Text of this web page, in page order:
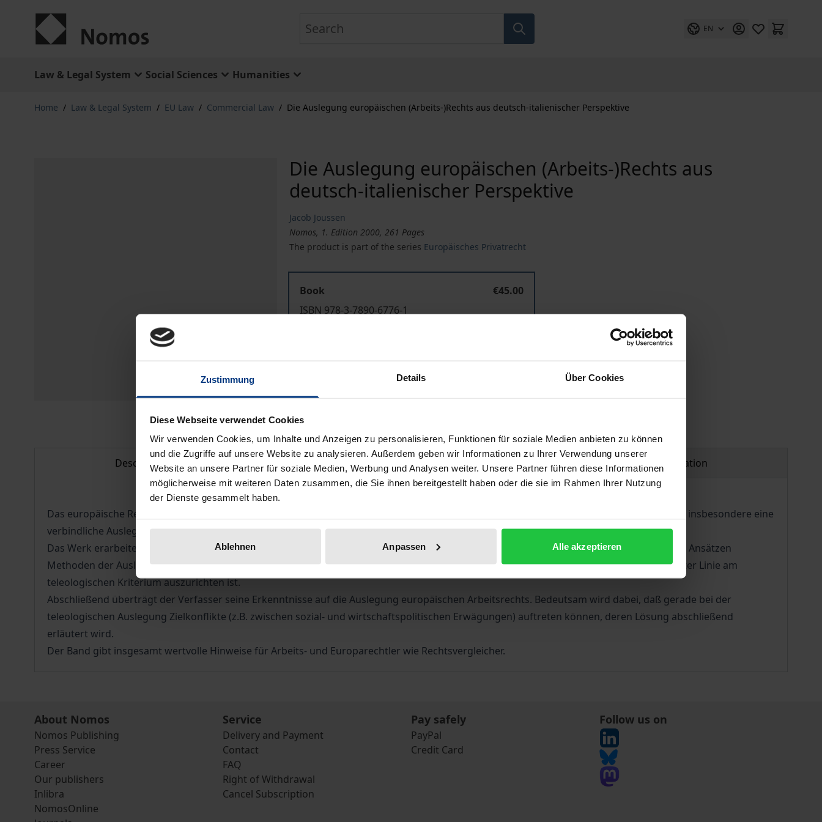
Zustimmung Details Über Cookies
Diese Webseite verwendet Cookies
Wir verwenden Cookies, um Inhalte und Anzeigen zu personalisieren, Funktionen für soziale Medien anbieten zu können
und die Zugriffe auf unsere Website zu analysieren. Außerdem geben wir Informationen zu Ihrer Verwendung unserer
Website an unsere Partner für soziale Medien, Werbung und Analysen weiter. Unsere Partner führen diese Informationen
möglicherweise mit weiteren Daten zusammen, die Sie ihnen bereitgestellt haben oder die sie im Rahmen Ihrer Nutzung
der Dienste gesammelt haben.
Ablehnen Anpassen Alle akzeptieren
EN
Law & Legal System Social Sciences Humanities
Home / Law & Legal System / EU Law / Commercial Law / Die Auslegung europäischen (Arbeits-)Rechts aus deutsch-italienischer Perspektive
Die Auslegung europäischen (Arbeits-)Rechts aus
deutsch-italienischer Perspektive
Jacob Joussen
Nomos, 1. Edition 2000, 261 Pages
The product is part of the series Europäisches Privatrecht
Book
€45.00
ISBN 978-3-7890-6776-1
Add to Wish List
Delivery cost notice
Description Bibliographical data Product safety information
Das europäische Recht und mit ihm die europäische Rechtswissenschaft befinden sich nach wie vor in einem Anfangsstadium. Ihnen fehlt insbesondere eine
verbindliche Auslegungsmethodik.
Das Werk erarbeitet daher zunächst aus einer deutsch-italienischen Perspektive und in Auseinandersetzung mit den bereits vorhandenen Ansätzen
Methoden der Auslegung europäischen Rechts. Dabei wird deutlich, daß – und vor allem auch, warum – die europäische Auslegung in erster Linie am
teleologischen Kriterium auszurichten ist.
Abschließend überträgt der Verfasser seine Erkenntnisse auf die Auslegung europäischen Arbeitsrechts. Bedeutsam wird dabei, daß gerade bei der
teleologischen Auslegung Zielkonflikte (z.B. zwischen sozial- und wirtschaftspolitischen Erwägungen) auftreten können, deren Lösung abschließend
erläutert wird.
Der Band gibt insgesamt wertvolle Hinweise für Arbeits- und Europarechtler wie Rechtsvergleicher.
About Nomos
Nomos Publishing
Press Service
Career
Our publishers
Inlibra
NomosOnline
Service
Delivery and Payment
Contact
FAQ
Right of Withdrawal
Cancel Subscription
Pay safely
PayPal
Credit Card
Follow us on